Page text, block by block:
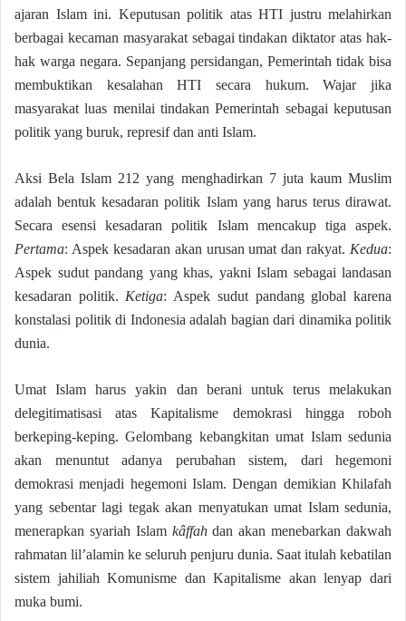
ajaran Islam ini. Keputusan politik atas HTI justru melahirkan
berbagai kecaman masyarakat sebagai tindakan diktator atas hak-
hak warga negara. Sepanjang persidangan, Pemerintah tidak bisa
membuktikan kesalahan HTI secara hukum. Wajar jika
masyarakat luas menilai tindakan Pemerintah sebagai keputusan
politik yang buruk, represif dan anti Islam.
Aksi Bela Islam 212 yang menghadirkan 7 juta kaum Muslim
adalah bentuk kesadaran politik Islam yang harus terus dirawat.
Secara esensi kesadaran politik Islam mencakup tiga aspek.
Pertama: Aspek kesadaran akan urusan umat dan rakyat. Kedua:
Aspek sudut pandang yang khas, yakni Islam sebagai landasan
kesadaran politik. Ketiga: Aspek sudut pandang global karena
konstalasi politik di Indonesia adalah bagian dari dinamika politik
dunia.
Umat Islam harus yakin dan berani untuk terus melakukan
delegitimatisasi atas Kapitalisme demokrasi hingga roboh
berkeping-keping. Gelombang kebangkitan umat Islam sedunia
akan menuntut adanya perubahan sistem, dari hegemoni
demokrasi menjadi hegemoni Islam. Dengan demikian Khilafah
yang sebentar lagi tegak akan menyatukan umat Islam sedunia,
menerapkan syariah Islam kâffahdan akan menebarkan dakwah
rahmatan lil’alamin ke seluruh penjuru dunia. Saat itulah kebatilan
sistem jahiliah Komunisme dan Kapitalisme akan lenyap dari
muka bumi.